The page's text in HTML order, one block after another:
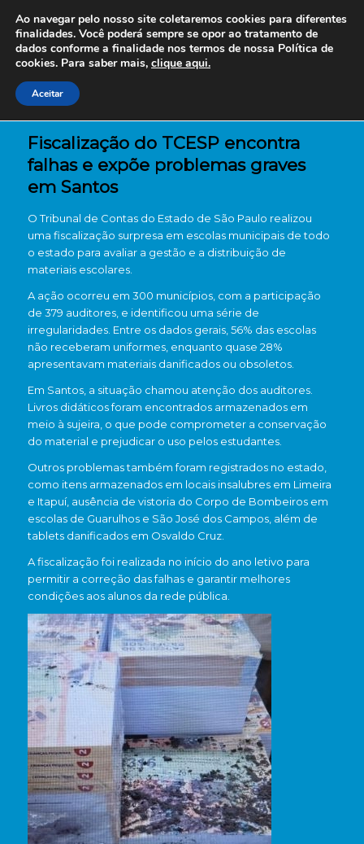
Fiscalização do TCESP encontra
falhas e expõe problemas graves
em Santos
OTribunal de Contas do Estado de São Paulo realizou
uma fiscalização surpresa em escolas municipais de todo
o estado para avaliar a gestão e a distribuição de
materiais escolares.
A ação ocorreu em 300 municípios, com a participação
de 379 auditores, e identificou uma série de
irregularidades. Entre os dados gerais, 56% das escolas
não receberam uniformes, enquanto quase 28%
apresentavam materiais danificados ou obsoletos.
Em Santos, a situação chamou atenção dos auditores.
Livros didáticos foram encontrados armazenados em
meio à sujeira, o que pode comprometer a conservação
do material e prejudicar o uso pelos estudantes.
Outros problemas também foram registrados no estado,
como itens armazenados em locais insalubres em Limeira
e Itapuí, ausência de vistoria do Corpo de Bombeiros em
escolas de Guarulhos e São José dos Campos, além de
tablets danificados em Osvaldo Cruz.
A fiscalização foi realizada no início do ano letivo para
permitir a correção das falhas e garantir melhores
condições aos alunos da rede pública.
Ao navegar pelo nosso site coletaremos cookies para diferentes
finalidades. Você poderá sempre se opor ao tratamento de
dados conforme a finalidade nos termos de nossa Política de
cookies. Para saber mais, clique aqui.
Aceitar